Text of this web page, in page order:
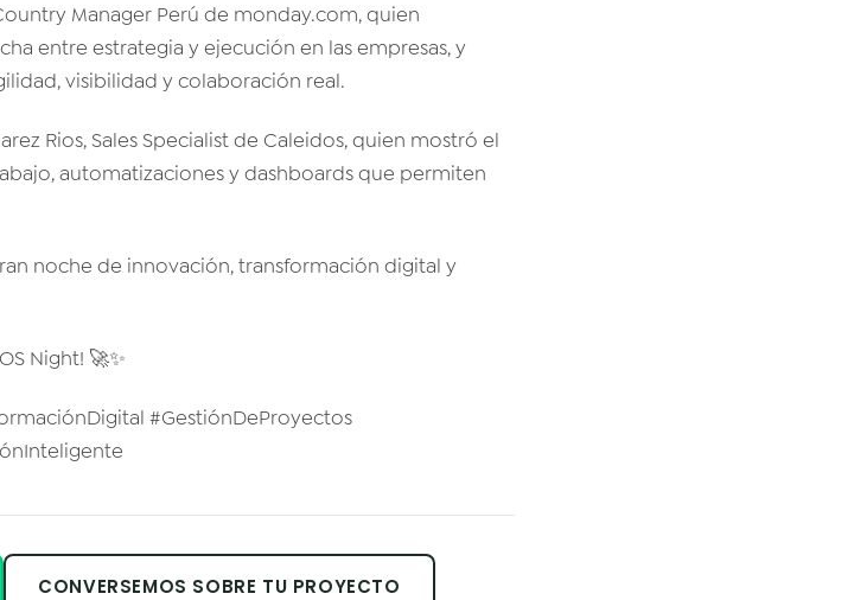
Manager Perú de monday.com, quien
entre estrategia y ejecución en las empresas, y
visibilidad y colaboración real.
Rios, Sales Specialist de Caleidos, quien mostró el
automatizaciones y dashboards que permiten
noche de innovación, transformación digital y
Night! 🚀✨
#GestiónDeProyectos
CONVERSEMOS SOBRE TU PROYECTO